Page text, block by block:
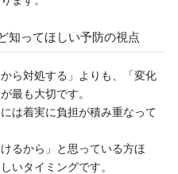
知ってほしい予防の視点
ら対処する」よりも、「変化
最も大切です。
は着実に負担が積み重なって
るから」と思っている方ほ
いタイミングです。